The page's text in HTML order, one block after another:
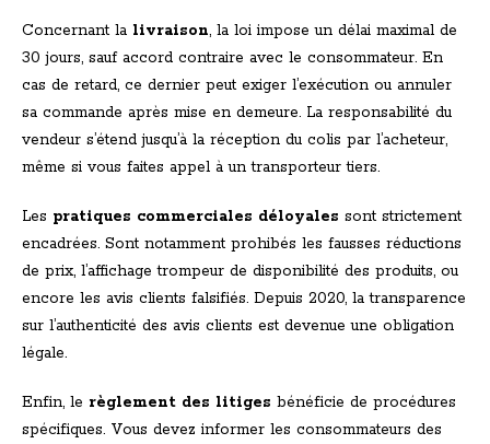
Concernant la livraison, la loi impose un délai maximal de
30 jours, sauf accord contraire avec le consommateur. En
cas de retard, ce dernier peut exiger l’exécution ou annuler
sa commande après mise en demeure. La responsabilité du
vendeur s’étend jusqu’à la réception du colis par l’acheteur,
même si vous faites appel à un transporteur tiers.
Les pratiques commerciales déloyales sont strictement
encadrées. Sont notamment prohibés les fausses réductions
de prix, l’affichage trompeur de disponibilité des produits, ou
encore les avis clients falsifiés. Depuis 2020, la transparence
sur l’authenticité des avis clients est devenue une obligation
légale.
Enfin, le règlement des litiges bénéficie de procédures
spécifiques. Vous devez informer les consommateurs des